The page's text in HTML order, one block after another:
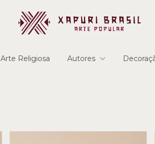
Arte Religiosa Autores